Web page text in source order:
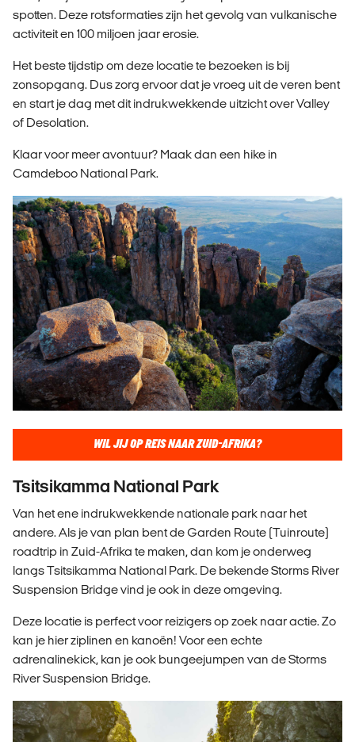
spotten. Deze rotsformaties zijn het gevolg van vulkanische
activiteit en 100 miljoen jaar erosie.
Het beste tijdstip om deze locatie te bezoeken is bij
zonsopgang. Dus zorg ervoor dat je vroeg uit de veren bent
en start je dag met dit indrukwekkende uitzicht over Valley
of Desolation.
Klaar voor meer avontuur? Maak dan een hike in
Camdeboo National Park.
WIL JIJ OP REIS NAAR ZUID-AFRIKA?
Tsitsikamma National Park
Van het ene indrukwekkende nationale park naar het
andere. Als je van plan bent de Garden Route (Tuinroute)
roadtrip in Zuid-Afrika te maken, dan kom je onderweg
langs Tsitsikamma National Park. De bekende Storms River
Suspension Bridge vind je ook in deze omgeving.
Deze locatie is perfect voor reizigers op zoek naar actie. Zo
kan je hier ziplinen en kanoën! Voor een echte
adrenalinekick, kan je ook bungeejumpen van de Storms
River Suspension Bridge.